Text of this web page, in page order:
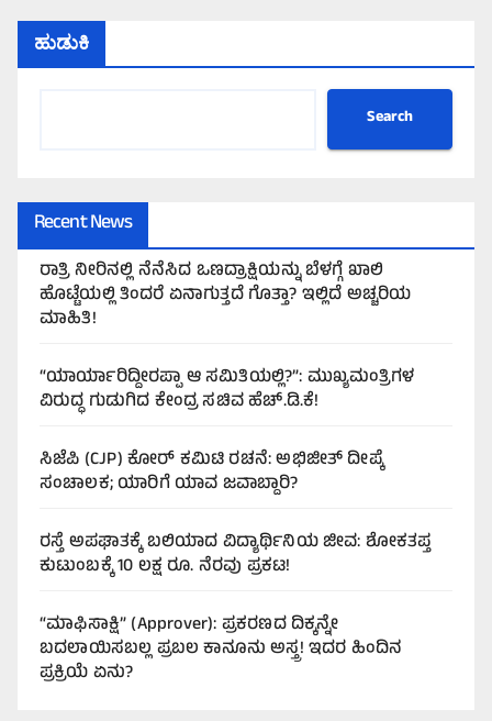
ಹುಡುಕಿ
Search
Recent News
ರಾತ್ರಿ ನೀರಿನಲ್ಲಿ ನೆನೆಸಿದ ಒಣದ್ರಾಕ್ಷಿಯನ್ನು ಬೆಳಗ್ಗೆ ಖಾಲಿ
ಹೊಟ್ಟೆಯಲ್ಲಿ ತಿಂದರೆ ಏನಾಗುತ್ತದೆ ಗೊತ್ತಾ? ಇಲ್ಲಿದೆ ಅಚ್ಚರಿಯ
ಮಾಹಿತಿ!
“ಯಾರ್ಯಾರಿದ್ದೀರಪ್ಪಾ ಆ ಸಮಿತಿಯಲ್ಲಿ?”: ಮುಖ್ಯಮಂತ್ರಿಗಳ
ವಿರುದ್ಧ ಗುಡುಗಿದ ಕೇಂದ್ರ ಸಚಿವ ಹೆಚ್.ಡಿ.ಕೆ!
ಸಿಜೆಪಿ (CJP) ಕೋರ್ ಕಮಿಟಿ ರಚನೆ: ಅಭಿಜೀತ್ ದೀಪ್ಕೆ
ಸಂಚಾಲಕ; ಯಾರಿಗೆ ಯಾವ ಜವಾಬ್ದಾರಿ?
ರಸ್ತೆ ಅಪಘಾತಕ್ಕೆ ಬಲಿಯಾದ ವಿದ್ಯಾರ್ಥಿನಿಯ ಜೀವ: ಶೋಕತಪ್ತ
ಕುಟುಂಬಕ್ಕೆ 10 ಲಕ್ಷ ರೂ. ನೆರವು ಪ್ರಕಟ!
“ಮಾಫಿಸಾಕ್ಷಿ” (Approver): ಪ್ರಕರಣದ ದಿಕ್ಕನ್ನೇ
ಬದಲಾಯಿಸಬಲ್ಲ ಪ್ರಬಲ ಕಾನೂನು ಅಸ್ತ್ರ! ಇದರ ಹಿಂದಿನ
ಪ್ರಕ್ರಿಯೆ ಏನು?